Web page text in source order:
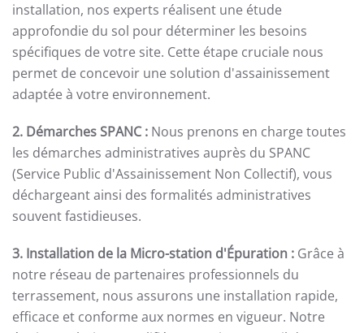
installation, nos experts réalisent une étude
approfondie du sol pour déterminer les besoins
spécifiques de votre site. Cette étape cruciale nous
permet de concevoir une solution d'assainissement
adaptée à votre environnement.
2. Démarches SPANC : Nous prenons en charge toutes
les démarches administratives auprès du SPANC
(Service Public d'Assainissement Non Collectif), vous
déchargeant ainsi des formalités administratives
souvent fastidieuses.
3. Installation de la Micro-station d'Épuration : Grâce à
notre réseau de partenaires professionnels du
terrassement, nous assurons une installation rapide,
efficace et conforme aux normes en vigueur. Notre